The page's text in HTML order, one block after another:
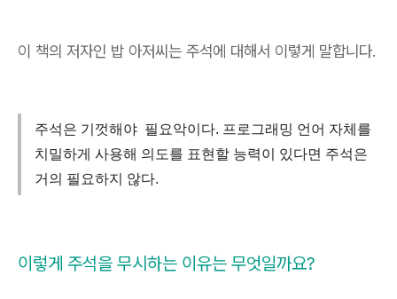
이 책의 저자인 밥 아저씨는 주석에 대해서 이렇게 말합니다.
주석은 기껏해야 필요악이다. 프로그래밍 언어 자체를
치밀하게 사용해 의도를 표현할 능력이 있다면 주석은
거의 필요하지 않다.
이렇게 주석을 무시하는 이유는 무엇일까요?